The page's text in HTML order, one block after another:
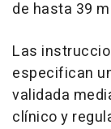
de hasta 39
Las
especifican
validada
clínico y